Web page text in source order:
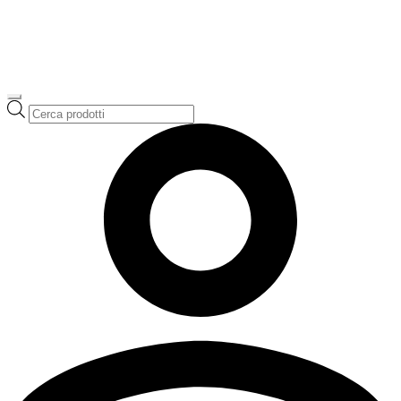
Ricerca
prodotti